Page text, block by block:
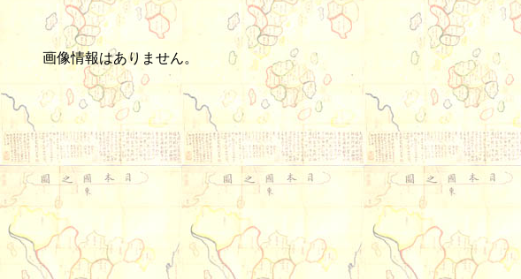
画像情報はありません。